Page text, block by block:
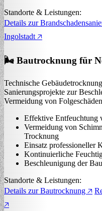
Standorte & Leistungen:
Details zur
Ingolstadt 🡥
🌬️ Bautrocknung für
Technische
Sanierungsprojekte zur
Vermeidung von
Effektive Entfeuchtung
Vermeidung von
Trocknung
Einsatz professioneller
Kontinuierliche
Beschleunigung der
Standorte & Leistungen:
Details zur Bautrocknung 🡥
🡥